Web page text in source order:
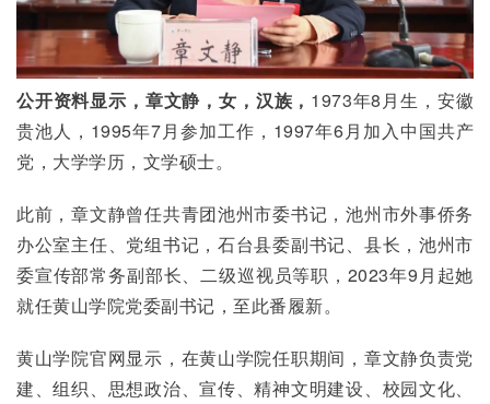
公开资料显示，章文静，女，汉族， 1973年8月生，安徽
贵池人，1995年7月参加工作，1997年6月加入中国共产
党，大学学历，文学硕士。
此前，章文静曾任共青团池州市委书记，池州市外事侨务
办公室主任、党组书记，石台县委副书记、县长，池州市
委宣传部常务副部长、二级巡视员等职，2023年9月起她
就任黄山学院党委副书记，至此番履新。
黄山学院官网显示，在黄山学院任职期间，章文静负责党
建、组织、思想政治、宣传、精神文明建设、校园文化、